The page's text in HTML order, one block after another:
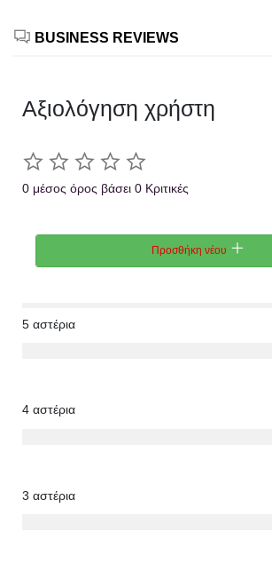
BUSINESS REVIEWS
Αξιολόγηση χρήστη
0 μέσος όρος βάσει 0 Κριτικές
Προσθήκη νέου
5 αστέρια
4 αστέρια
3 αστέρια